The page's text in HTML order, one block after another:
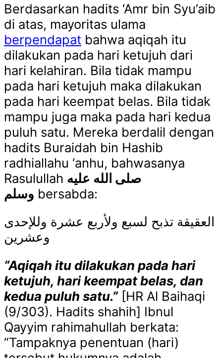
Berdasarkan hadits ‘Amr bin Syu’aib
di atas, mayoritas ulama
berpendapat bahwa aqiqah itu
dilakukan pada hari ketujuh dari
hari kelahiran. Bila tidak mampu
pada hari ketujuh maka dilakukan
pada hari keempat belas. Bila tidak
mampu juga maka pada hari kedua
puluh satu. Mereka berdalil dengan
hadits Buraidah bin Hashib
radhiallahu ‘anhu, bahwasanya
Rasulullah صلى الله عليه
وسلم bersabda:
العقيقة تذبح لسبع ولأربع عشرة وللإحدى
وعشرين
“Aqiqah itu dilakukan pada hari
ketujuh, hari keempat belas, dan
kedua puluh satu.”[HR Al Baihaqi
(9/303). Hadits shahih] Ibnul
Qayyim rahimahullah berkata:
“Tampaknya penentuan (hari)